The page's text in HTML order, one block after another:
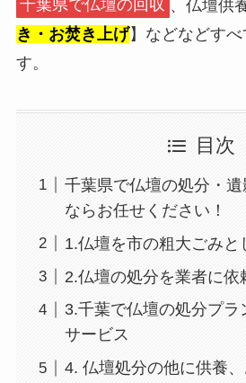
千葉県で仏壇の回収 、仏壇供
き・お焚き上げ】などなどす
す。
目次
千葉県で仏壇の処分・
ならお任せください！
1.仏壇を市の粗大ごみと
2.仏壇の処分を業者に依
3.千葉で仏壇の処分プラ
サービス
4. 仏壇処分の他に供養